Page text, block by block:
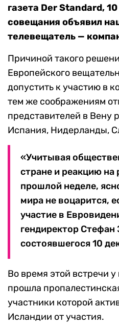
газета Der Standard,
совещания объявил
телевещатель —
Причиной такого
Европейского
допустить к участию в
тем же соображениям
представителей в Вену
Испания, Нидерланды,
«Учитывая
стране и реакцию
прошлой неделе,
мира не воцарится,
участие в
гендиректор Стефан
состоявшегося 10
Во время этой встречи
прошла
участники которой
Исландии от участия.